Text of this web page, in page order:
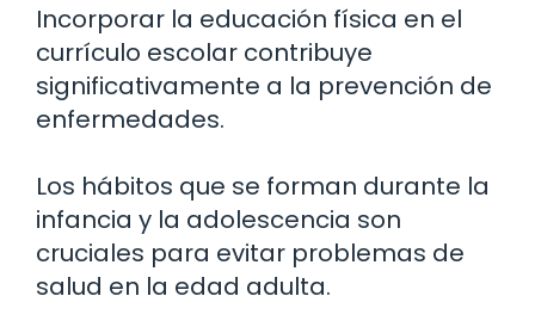
Incorporar la educación física en el
currículo escolar contribuye
significativamente a la prevención de
enfermedades.
Los hábitos que se forman durante la
infancia y la adolescencia son
cruciales para evitar problemas de
salud en la edad adulta.